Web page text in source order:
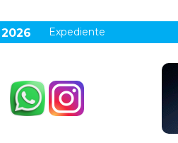
Expediente